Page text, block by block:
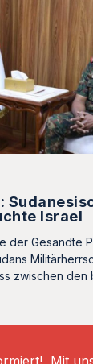
Israel
der Gesandte
zwischen den
Mit